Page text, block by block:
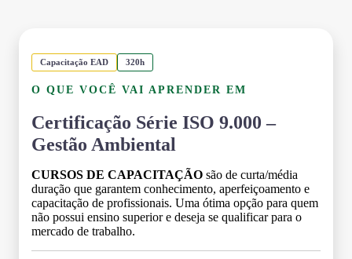
Capacitação EAD 320h
O QUE VOCÊ VAI APRENDER EM
Certificação Série ISO 9.000 –
Gestão Ambiental
CURSOS DE CAPACITAÇÃO são de curta/média
duração que garantem conhecimento, aperfeiçoamento e
capacitação de profissionais. Uma ótima opção para quem
não possui ensino superior e deseja se qualificar para o
mercado de trabalho.